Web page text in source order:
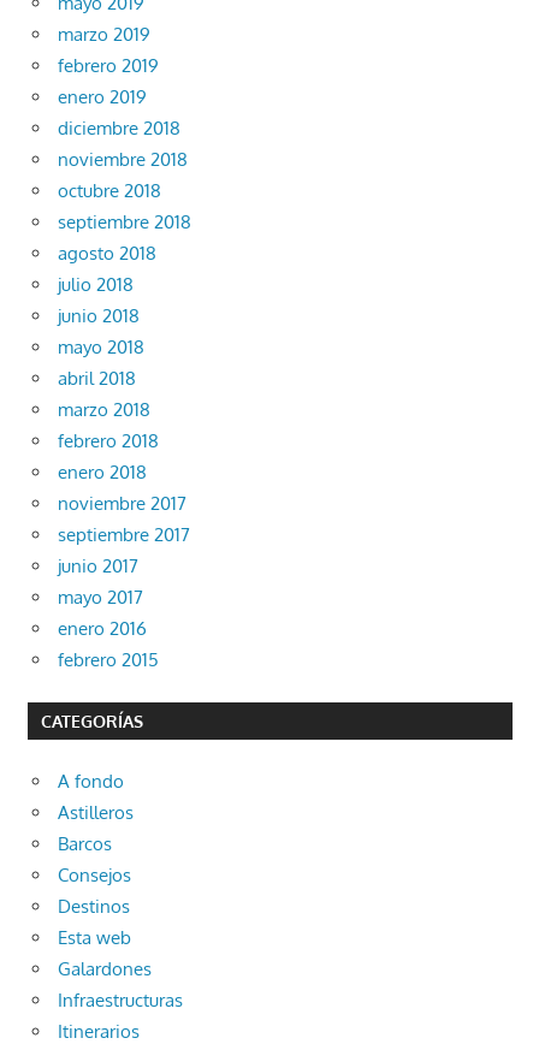
marzo 2019
febrero 2019
enero 2019
diciembre 2018
noviembre 2018
octubre 2018
septiembre 2018
agosto 2018
julio 2018
junio 2018
mayo 2018
abril 2018
marzo 2018
febrero 2018
enero 2018
noviembre 2017
septiembre 2017
junio 2017
mayo 2017
enero 2016
febrero 2015
CATEGORÍAS
A fondo
Astilleros
Barcos
Consejos
Destinos
Esta web
Galardones
Infraestructuras
Itinerarios